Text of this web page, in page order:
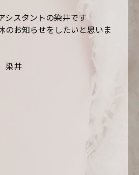
シスタントの染井です
のお知らせをしたいと思いま
染井